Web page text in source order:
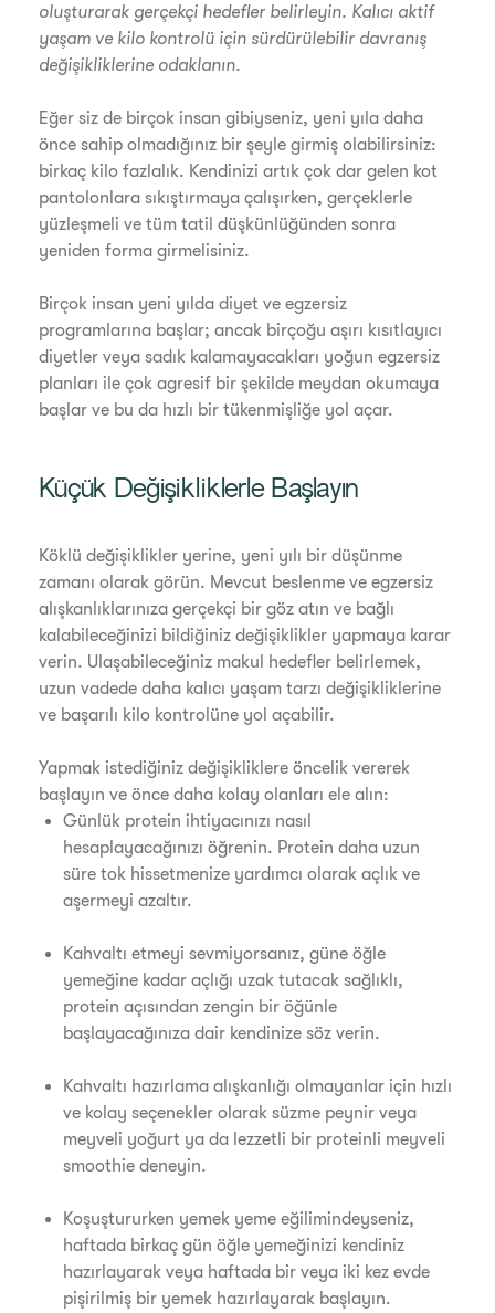
oluşturarak gerçekçi hedefler belirleyin. Kalıcı aktif
yaşam ve kilo kontrolü için sürdürülebilir davranış
değişikliklerine odaklanın.
Eğer siz de birçok insan gibiyseniz, yeni yıla daha
önce sahip olmadığınız bir şeyle girmiş olabilirsiniz:
birkaç kilo fazlalık. Kendinizi artık çok dar gelen kot
pantolonlara sıkıştırmaya çalışırken, gerçeklerle
yüzleşmeli ve tüm tatil düşkünlüğünden sonra
yeniden forma girmelisiniz.
Birçok insan yeni yılda diyet ve egzersiz
programlarına başlar; ancak birçoğu aşırı kısıtlayıcı
diyetler veya sadık kalamayacakları yoğun egzersiz
planları ile çok agresif bir şekilde meydan okumaya
başlar ve bu da hızlı bir tükenmişliğe yol açar.
Küçük Değişikliklerle Başlayın
Köklü değişiklikler yerine, yeni yılı bir düşünme
zamanı olarak görün. Mevcut beslenme ve egzersiz
alışkanlıklarınıza gerçekçi bir göz atın ve bağlı
kalabileceğinizi bildiğiniz değişiklikler yapmaya karar
verin. Ulaşabileceğiniz makul hedefler belirlemek,
uzun vadede daha kalıcı yaşam tarzı değişikliklerine
ve başarılı kilo kontrolüne yol açabilir.
Yapmak istediğiniz değişikliklere öncelik vererek
başlayın ve önce daha kolay olanları ele alın:
Günlük protein ihtiyacınızı nasıl
hesaplayacağınızı öğrenin. Protein daha uzun
süre tok hissetmenize yardımcı olarak açlık ve
aşermeyi azaltır.
Kahvaltı etmeyi sevmiyorsanız, güne öğle
yemeğine kadar açlığı uzak tutacak sağlıklı,
protein açısından zengin bir öğünle
başlayacağınıza dair kendinize söz verin.
Kahvaltı hazırlama alışkanlığı olmayanlar için hızlı
ve kolay seçenekler olarak süzme peynir veya
meyveli yoğurt ya da lezzetli bir proteinli meyveli
smoothie deneyin.
Koşuştururken yemek yeme eğilimindeyseniz,
haftada birkaç gün öğle yemeğinizi kendiniz
hazırlayarak veya haftada bir veya iki kez evde
pişirilmiş bir yemek hazırlayarak başlayın.